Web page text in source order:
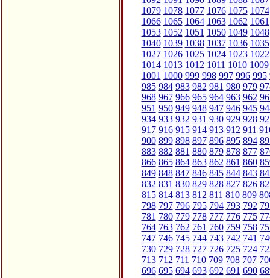
1079 1078 1077 1076 1075 1074
1066 1065 1064 1063 1062 1061
1053 1052 1051 1050 1049 1048
1040 1039 1038 1037 1036 1035
1027 1026 1025 1024 1023 1022
1014 1013 1012 1011 1010 1009
1001 1000 999 998 997 996 995
985 984 983 982 981 980 979
968 967 966 965 964 963 962
951 950 949 948 947 946 945
934 933 932 931 930 929 928
917 916 915 914 913 912 911
900 899 898 897 896 895 894
883 882 881 880 879 878 877
866 865 864 863 862 861 860
849 848 847 846 845 844 843
832 831 830 829 828 827 826
815 814 813 812 811 810 809
798 797 796 795 794 793 792
781 780 779 778 777 776 775
764 763 762 761 760 759 758
747 746 745 744 743 742 741
730 729 728 727 726 725 724
713 712 711 710 709 708 707
696 695 694 693 692 691 690